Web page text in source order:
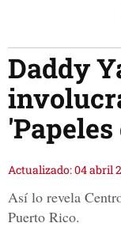
Daddy
Actualizado: 04 abril
Así lo revela
Puerto Rico.